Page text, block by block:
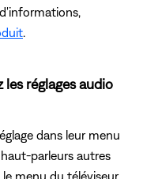
les réglages audio
dans leur menu
parleurs autres
menu du téléviseur,